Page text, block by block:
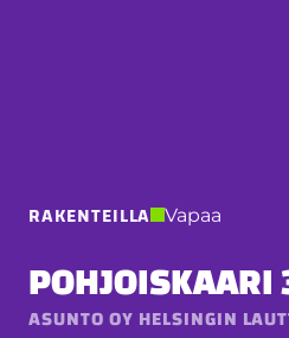
RAKENTEILLA Vapaa
ASUNTO OY HELSINGIN